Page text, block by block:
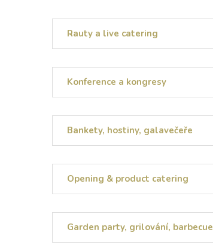
Rauty a live catering
Konference a kongresy
Bankety, hostiny, galavečeře
Opening & product catering
Garden party, grilování, barbecue